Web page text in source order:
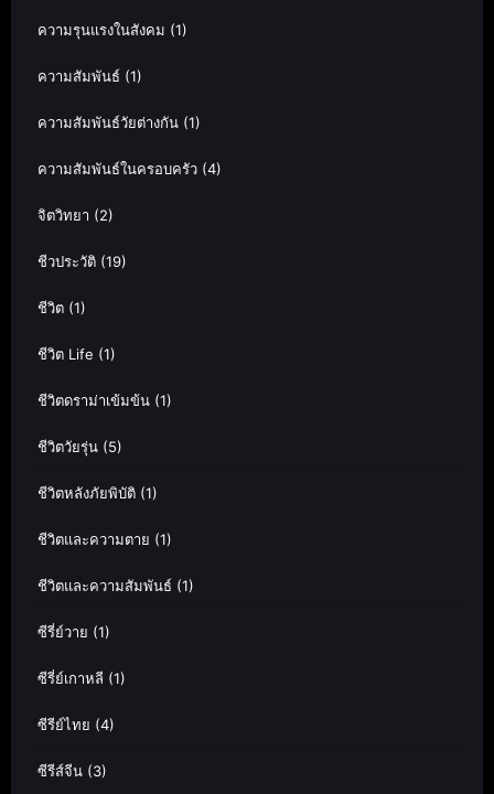
ความรุนแรงในสังคม (1)
ความสัมพันธ์ (1)
ความสัมพันธ์วัยต่างกัน (1)
ความสัมพันธ์ในครอบครัว (4)
จิตวิทยา (2)
ชีวประวัติ (19)
ชีวิต (1)
ชีวิต Life (1)
ชีวิตดราม่าเข้มข้น (1)
ชีวิตวัยรุ่น (5)
ชีวิตหลังภัยพิบัติ (1)
ชีวิตและความตาย (1)
ชีวิตและความสัมพันธ์ (1)
ซีรี่ย์วาย (1)
ซีรี่ย์เกาหลี (1)
ซีรีย์ไทย (4)
ซีรีส์จีน (3)